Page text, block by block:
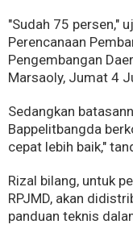
"Sudah 75 persen,"
Perencanaan
Pengembangan
Marsaoly, Jumat 4
Sedangkan
Bappelitbangda
cepat lebih baik,"
Rizal bilang, untuk
RPJMD, akan
panduan teknis